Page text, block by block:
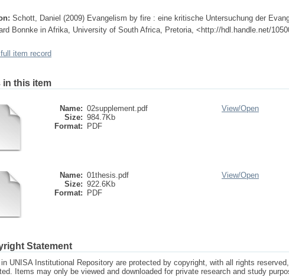
Schott, Daniel (2009) Evangelism by fire : eine kritische Untersuchung der
Bonnke in Afrika, University of South Africa, Pretoria, <http://hdl.handle.net/
item record
in this item
Name: 02supplement.pdf
Size: 984.7Kb
Format:
PDF
View/Open
Name: 01thesis.pdf
Size: 922.6Kb
Format:
PDF
View/Open
Statement
in UNISA Institutional Repository are protected by copyright, with all rights
Items may only be viewed and downloaded for private research and study